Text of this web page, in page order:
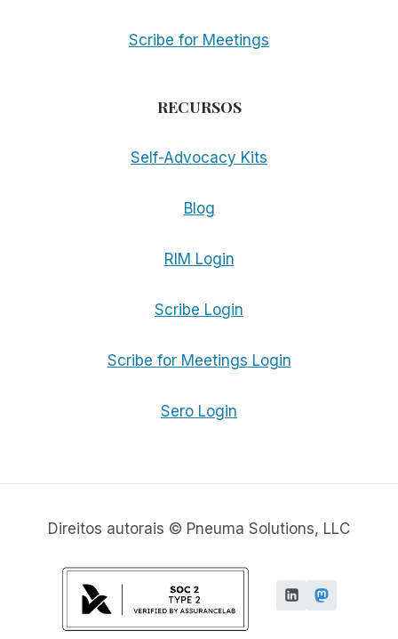
Scribe for Meetings
RECURSOS
Self-Advocacy Kits
Blog
RIM Login
Scribe Login
Scribe for Meetings Login
Sero Login
Direitos autorais © Pneuma Solutions, LLC